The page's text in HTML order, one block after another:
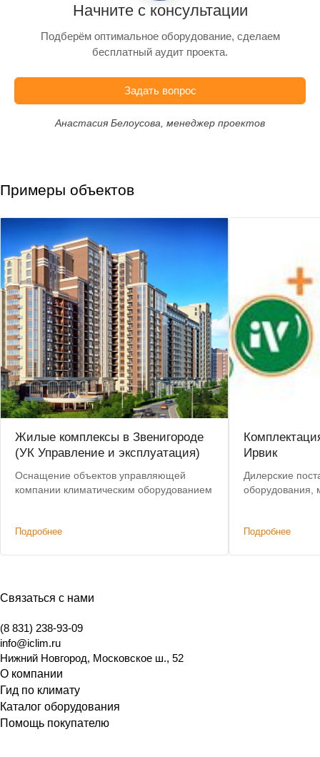
Начните с консультации
Подберём оптимальное оборудование, сделаем
бесплатный аудит проекта.
Задать вопрос
Анастасия Белоусова, менеджер проектов
Примеры объектов
Жилые комплексы в Звенигороде
(УК Управление и эксплуатация)
Оснащение объектов управляющей
компании климатическим оборудованием
Подробнее
Ирвик
Дилерские
оборудования,
Подробнее
Связаться с нами
(8 831) 238-93-09
info@iclim.ru
Нижний Новгород, Московское ш., 52
О компании
Гид по климату
Каталог оборудования
Помощь покупателю